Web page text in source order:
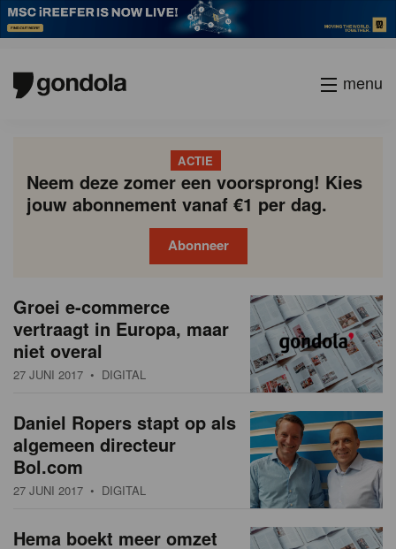
menu
ACTIE
Neem deze zomer een voorsprong! Kies
jouw abonnement vanaf €1 per dag.
Abonneer
N
e
u
w
s
o
v
Groei e-commerce
vertraagt in Europa, maar
niet overal
27 JUNI 2017 • DIGITAL
Daniel Ropers stapt op als
algemeen directeur
Bol.com
27 JUNI 2017 • DIGITAL
Hema boekt meer omzet
P
a
g
i
a
t
i
o
Vorige
Page
Page
Page
Page
Current
page
Page
Page
Page
Page
Volgende
academy
society